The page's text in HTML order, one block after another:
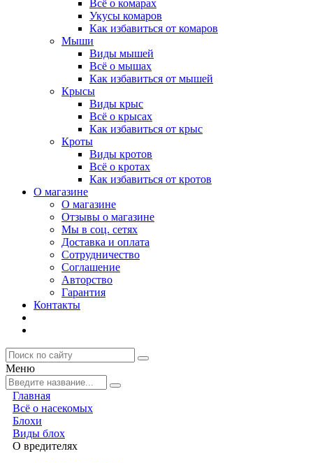
Всё о комарах
Укусы комаров
Как избавиться от комаров
Мыши
Виды мышей
Всё о мышах
Как избавиться от мышей
Крысы
Виды крыс
Всё о крысах
Как избавиться от крыс
Кроты
Виды кротов
Всё о кротах
Как избавиться от кротов
О магазине
О магазине
Отзывы о магазине
Мы в соц. сетях
Доставка и оплата
Сотрудничество
Соглашение
Авторство
Гарантия
Контакты
Меню
Главная
Всё о насекомых
Блохи
Виды блох
О вредителях